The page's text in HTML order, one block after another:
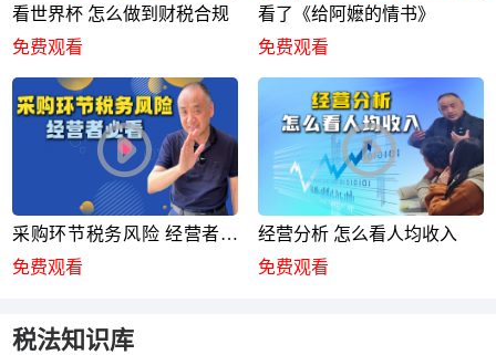
看世界杯 怎么做到财税合规
免费观看
看了《给阿嬷的情书》
免费观看
采购环节税务风险 经营者必
看
免费观看
经营分析 怎么看人均收入
免费观看
税法知识库